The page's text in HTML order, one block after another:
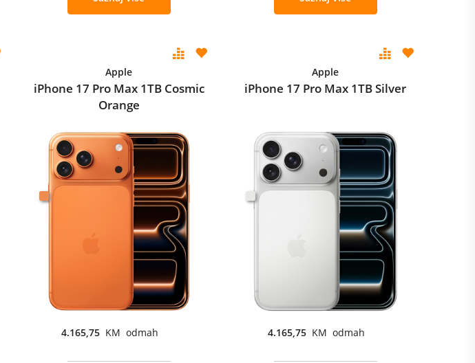
Apple
iPhone 17 Pro Max 1TB Cosmic
Orange
4.165,75 KM odmah
Apple
iPhone 17 Pro Max 1TB Silver
4.165,75 KM odmah